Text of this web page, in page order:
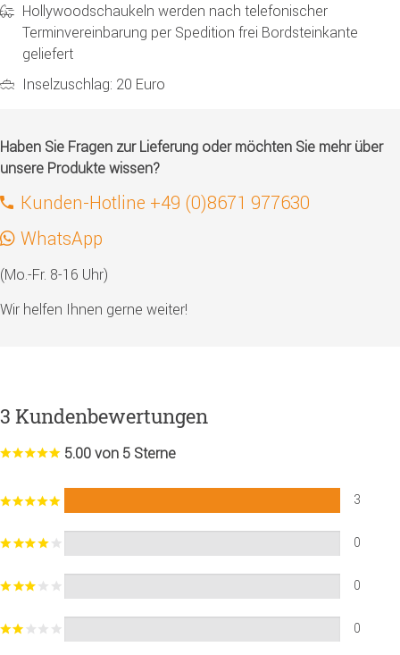
Hollywoodschaukeln werden nach telefonischer
Terminvereinbarung per Spedition frei Bordsteinkante
geliefert
Inselzuschlag: 20 Euro
Haben Sie Fragen zur Lieferung oder möchten Sie mehr über
unsere Produkte wissen?
Kunden-Hotline +49 (0)8671 977630
WhatsApp
(Mo.-Fr. 8-16 Uhr)
Wir helfen Ihnen gerne weiter!
3 Kundenbewertungen
5.00 von 5 Sterne
3
0
0
0